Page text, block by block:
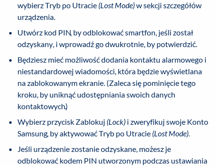
wybierz Tryb po Utracie (Lost Mode)w sekcji szczegółów
urządzenia.
Utwórz kod PIN, by odblokować smartfon, jeśli został
odzyskany, i wprowadź go dwukrotnie, by potwierdzić.
Będziesz mieć możliwość dodania kontaktu alarmowego i
niestandardowej wiadomości, która będzie wyświetlana
na zablokowanym ekranie. (Zaleca się pominięcie tego
kroku, by uniknąć udostępniania swoich danych
kontaktowych.)
Wybierz przycisk Zablokuj (Lock) i zweryfikuj swoje Konto
Samsung, by aktywować Tryb po Utracie (Lost Mode).
Jeśli urządzenie zostanie odzyskane, możesz je
odblokować kodem PIN utworzonym podczas ustawiania